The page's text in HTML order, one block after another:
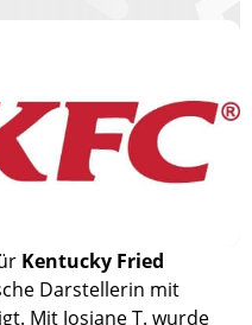
Kentucky Fried
Darstellerin mit
Mit Josiane T. wurde